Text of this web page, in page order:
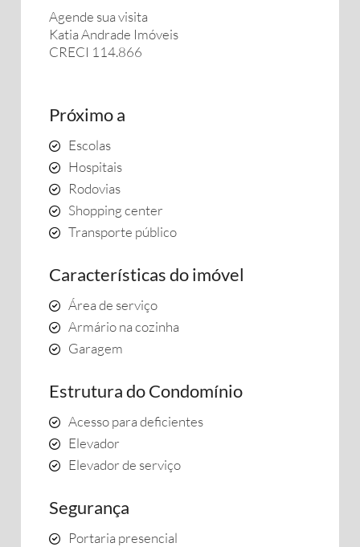
Agende sua visita
Katia Andrade Imóveis
CRECI 114.866
Próximo a
Escolas
Hospitais
Rodovias
Shopping center
Transporte público
Características do imóvel
Área de serviço
Armário na cozinha
Garagem
Estrutura do Condomínio
Acesso para deficientes
Elevador
Elevador de serviço
Segurança
Portaria presencial